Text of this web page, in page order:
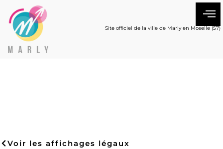
Site officiel de la ville de Marly en Moselle (57)
Voir les affichages légaux